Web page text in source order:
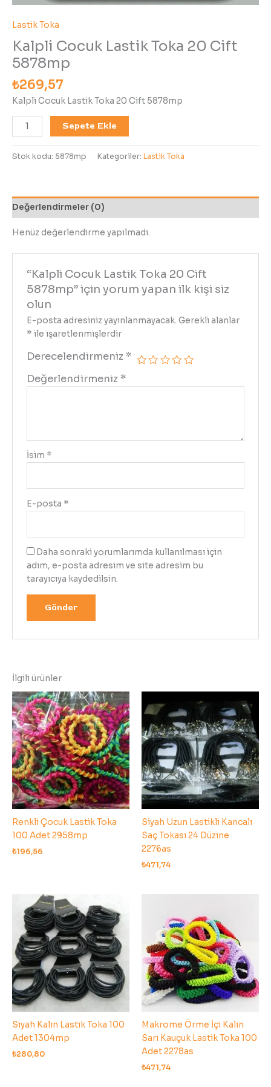
Lastik Toka
Kalpli Cocuk Lastik Toka 20 Cift
5878mp
₺269,57
Kalpli Cocuk Lastik Toka 20 Cift 5878mp
Sepete Ekle
Stok kodu: 5878mp Kategoriler: Lastik Toka
Değerlendirmeler (0)
Henüz değerlendirme yapılmadı.
“Kalpli Cocuk Lastik Toka 20 Cift
5878mp” için yorum yapan ilk kişi siz
olun
E-posta adresiniz yayınlanmayacak. Gerekli alanlar
* ile işaretlenmişlerdir
Derecelendirmeniz *
Değerlendirmeniz *
İsim *
E-posta *
Daha sonraki yorumlarımda kullanılması için
adım, e-posta adresim ve site adresim bu
tarayıcıya kaydedilsin.
İlgili ürünler
Renkli Çocuk Lastik Toka
100 Adet 2958mp
₺196,56
Siyah Uzun Lastikli Kancalı
Saç Tokası 24 Düzine
2276as
₺471,74
Siyah Kalın Lastik Toka 100
Adet 1304mp
₺280,80
Makrome Örme İçi Kalın
Sarı Kauçuk Lastik Toka 100
Adet 2278as
₺471,74